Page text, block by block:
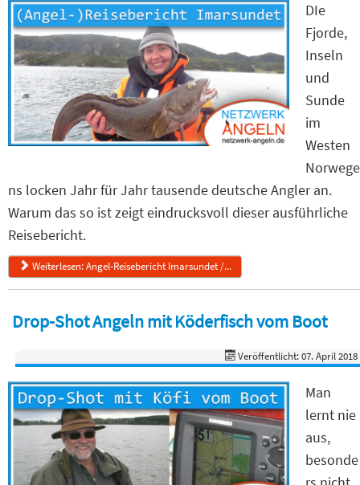
DIe
Fjorde,
Inseln
und
Sunde
im
Westen
Norwege
ns locken Jahr für Jahr tausende deutsche Angler an.
Warum das so ist zeigt eindrucksvoll dieser ausführliche
Reisebericht.
Weiterlesen: Angel-Reisebericht Imarsundet /...
Drop-Shot Angeln mit Köderfisch vom Boot
Veröffentlicht: 07. April 2018
Man
lernt nie
aus,
besonde